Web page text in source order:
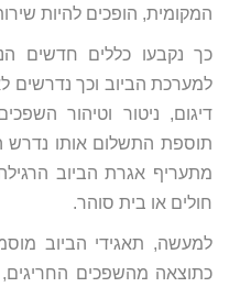
המקומית, הופכים להיות
כך נקבעו כללים חדשים
למערכת הביוב וכך נדרשים
דיגום, ניטור וטיהור
מתעריף אגרת הביוב
חולים או בית סוהר.
למעשה, תאגידי הביוב
כתוצאה מהשפכים